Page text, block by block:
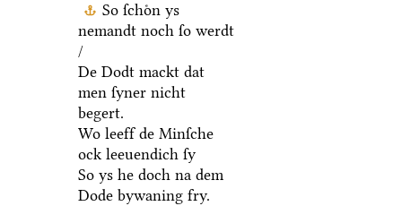
So ſchoͤn ys
nemandt noch ſo werdt
/
De Dodt mackt dat
men ſyner nicht
begert.
Wo leeff de Minſche
ock leeuendich ſy
So ys he doch na dem
Dode bywaning fry.